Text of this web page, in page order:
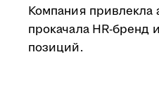
Компания привлекла
прокачала HR-бренд
позиций.